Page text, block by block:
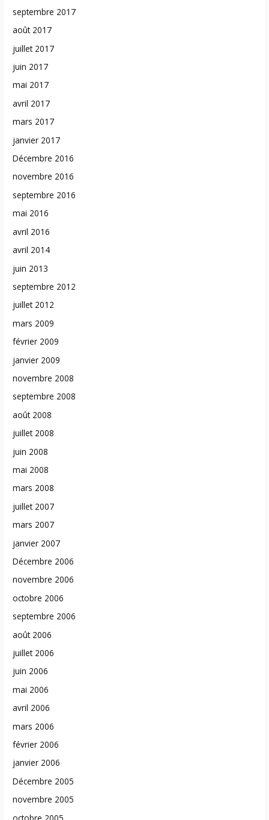
septembre 2017
août 2017
juillet 2017
juin 2017
mai 2017
avril 2017
mars 2017
janvier 2017
Décembre 2016
novembre 2016
septembre 2016
mai 2016
avril 2016
avril 2014
juin 2013
septembre 2012
juillet 2012
mars 2009
février 2009
janvier 2009
novembre 2008
septembre 2008
août 2008
juillet 2008
juin 2008
mai 2008
mars 2008
juillet 2007
mars 2007
janvier 2007
Décembre 2006
novembre 2006
octobre 2006
septembre 2006
août 2006
juillet 2006
juin 2006
mai 2006
avril 2006
mars 2006
février 2006
janvier 2006
Décembre 2005
novembre 2005